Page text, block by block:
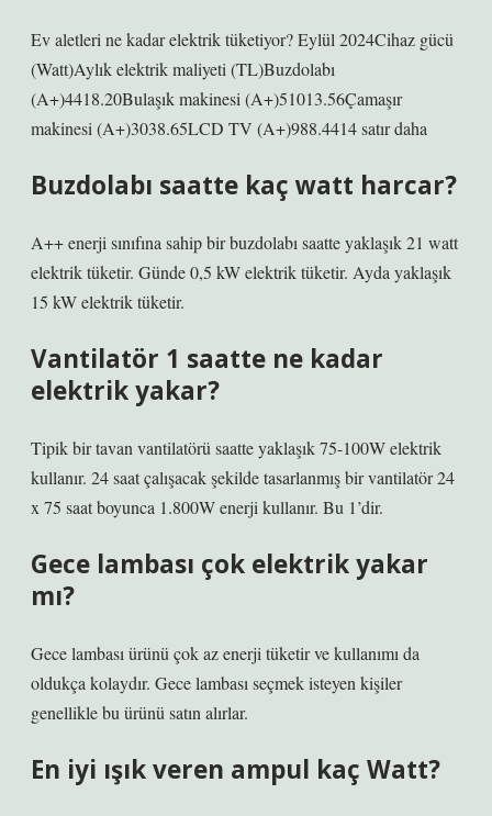
Ev aletleri ne kadar elektrik tüketiyor? Eylül 2024Cihaz gücü
(Watt)Aylık elektrik maliyeti (TL)Buzdolabı
(A+)4418.20Bulaşık makinesi (A+)51013.56Çamaşır
makinesi (A+)3038.65LCD TV (A+)988.4414 satır daha
Buzdolabı saatte kaç watt harcar?
A++ enerji sınıfına sahip bir buzdolabı saatte yaklaşık 21 watt
elektrik tüketir. Günde 0,5 kW elektrik tüketir. Ayda yaklaşık
15 kW elektrik tüketir.
Vantilatör 1 saatte ne kadar
elektrik yakar?
Tipik bir tavan vantilatörü saatte yaklaşık 75-100W elektrik
kullanır. 24 saat çalışacak şekilde tasarlanmış bir vantilatör 24
x 75 saat boyunca 1.800W enerji kullanır. Bu 1’dir.
Gece lambası çok elektrik yakar
mı?
Gece lambası ürünü çok az enerji tüketir ve kullanımı da
oldukça kolaydır. Gece lambası seçmek isteyen kişiler
genellikle bu ürünü satın alırlar.
En iyi ışık veren ampul kaç Watt?